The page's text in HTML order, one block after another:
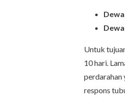
Untuk
10 hari.
perdarahan
respons